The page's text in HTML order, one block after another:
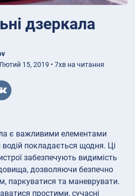
дзеркала
15, 2019 • 7хв на читання
є важливими елементами
водій покладається щодня. Ці
забезпечують видимість
дозволяючи безпечно
паркуватися та маневрувати.
простими, сучасні